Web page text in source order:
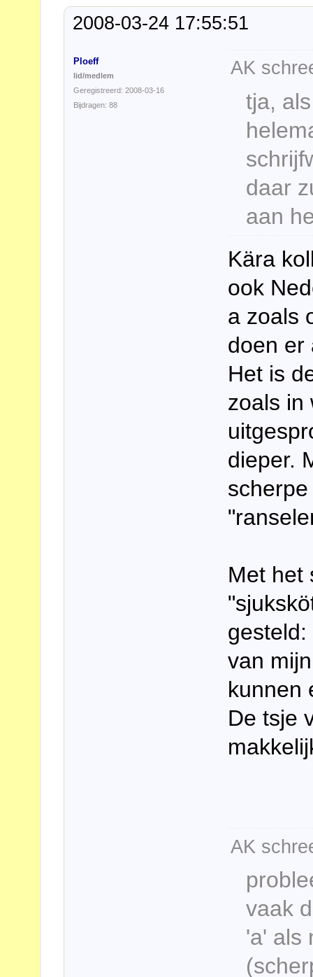
2008-03-24 17:55:51
Ploeff
lid/medlem
Geregistreerd: 2008-03-16
Bijdragen: 88
AK
tja,
daar
aan
Kära
ook
a zoals
doen er
Het is
zoals in
dieper.
Met het
van
kunnen
De tsje
AK
vaak
'a' als